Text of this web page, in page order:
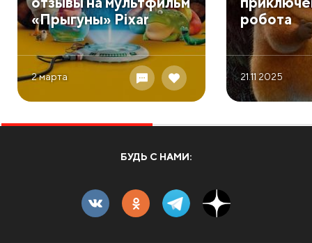
«Прыгуны» Pixar
2 марта
робота
21.11 2025
БУДЬ С НАМИ: